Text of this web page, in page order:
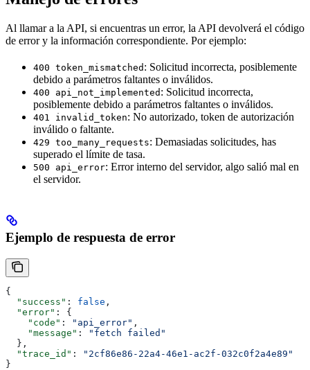
Al llamar a la API, si encuentras un error, la API devolverá el código
de error y la información correspondiente. Por ejemplo:
400 token_mismatched : Solicitud incorrecta, posiblemente
debido a parámetros faltantes o inválidos.
400 api_not_implemented : Solicitud incorrecta,
posiblemente debido a parámetros faltantes o inválidos.
401 invalid_token: No autorizado, token de autorización
inválido o faltante.
429 too_many_requests: Demasiadas solicitudes, has
superado el límite de tasa.
500 api_error: Error interno del servidor, algo salió mal en
el servidor.
Ejemplo de respuesta de error
{
  "success"
: false ,
  "error"
: {
    "code"
: "api_error" ,
    "message"
:
"fetch failed"
  },
  "trace_id"
:
"2cf86e86-22a4-46e1-ac2f-032c0f2a4e89"
}